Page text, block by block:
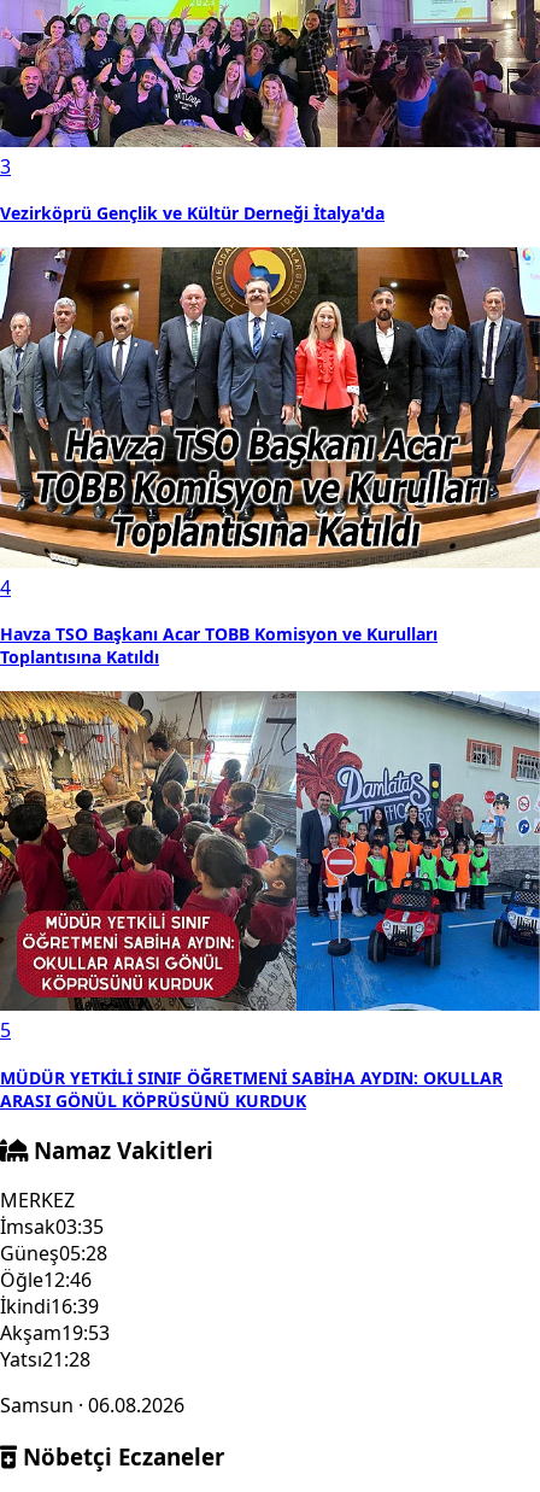
3
Vezirköprü Gençlik ve Kültür Derneği İtalya'da
4
Havza TSO Başkanı Acar TOBB Komisyon ve Kurulları
Toplantısına Katıldı
5
MÜDÜR YETKİLİ SINIF ÖĞRETMENİ SABİHA AYDIN: OKULLAR
ARASI GÖNÜL KÖPRÜSÜNÜ KURDUK
Namaz Vakitleri
MERKEZ
İmsak03:35
Güneş05:28
Öğle12:46
İkindi16:39
Akşam19:53
Yatsı21:28
Samsun · 06.08.2026
Nöbetçi Eczaneler